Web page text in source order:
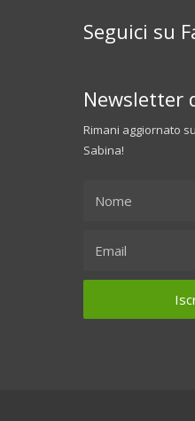
Seguici su
Newsletter
Rimani aggiornato
Sabina!